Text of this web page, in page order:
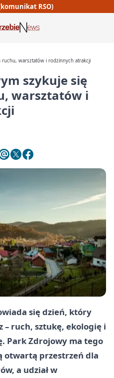
RSO)
ruchu, warsztatów i rodzinnych atrakcji
szykuje się
warsztatów i
się dzień, który
– ruch, sztukę, ekologię i
Park Zdrojowy ma tego
otwartą przestrzeń dla
a udział w